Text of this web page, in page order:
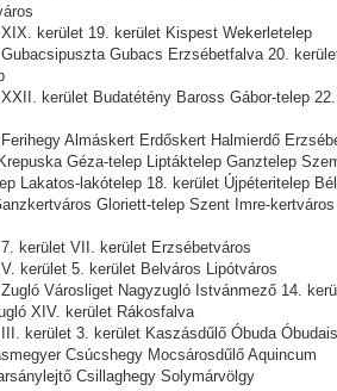
kerület 19. kerület Kispest Wekerletelep
Gubacs Erzsébetfalva 20.
kerület Budatétény Baross Gábor-telep
Almáskert Erdőskert Halmierdő
Géza-telep Liptáktelep Ganztelep
Lakatos-lakótelep 18. kerület Újpéteritelep
Gloriett-telep Szent Imre-
kerület VII. kerület Erzsébetváros
kerület 5. kerület Belváros Lipótváros
Városliget Nagyzugló Istvánmező 14.
XIV. kerület Rákosfalva
kerület 3. kerület Kaszásdűlő Óbuda
Csúcshegy Mocsárosdűlő Aquincum
Csillaghegy Solymárvölgy